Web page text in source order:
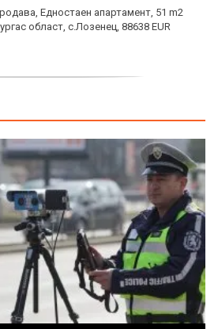
Едностаен апартамент, 51 m2
област, с.Лозенец, 88638 EUR